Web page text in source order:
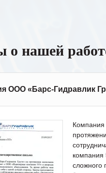
о нашей
ООО «Барс-Гидравлик
компания
сложного